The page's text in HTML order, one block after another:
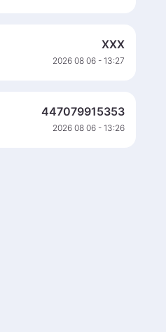
XXX
2026 08 06 - 13:27
447079915353
2026 08 06 - 13:26